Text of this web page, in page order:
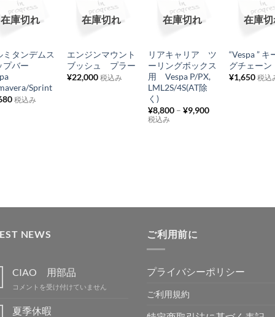
お
気
入
リ
ス
在庫切れ
ミタンデムス
プバー
Sprint
税込み
お
気
入
り
在庫切れ
エンジンマウント
ブッシュ プラー
¥22,000 税込み
お
気
入
り
リ
ス
在庫切れ
リアキャリア ツ
ーリングボックス
用 Vespa P/PX,
LML2S/4S(AT除
く)
¥8,800 –¥9,900
税込み
お
気
入
り
在庫
“Vespa ” キ
グチェーン
¥1,650 税込
NEWS
CIAO 用部品
CIAO
部
コメントを受け付けていません
夏季休暇
ご利用前に
プライバシーポリシー
ご利用規約